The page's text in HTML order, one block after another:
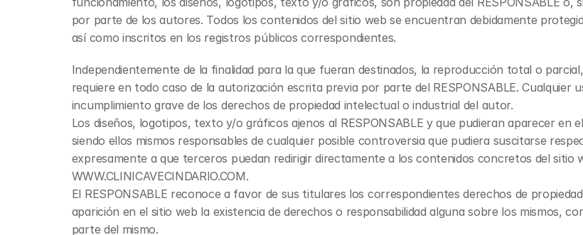
por parte de los autores. Todos los contenidos del sitio web se encuentran debidamente
así como inscritos en los registros públicos correspondientes.
Independientemente de la finalidad para la que fueran destinados, la reproducción total o
requiere en todo caso de la autorización escrita previa por parte del RESPONSABLE. Cualquier
incumplimiento grave de los derechos de propiedad intelectual o industrial del autor.
Los diseños, logotipos, texto y/o gráficos ajenos al RESPONSABLE y que pudieran aparecer
siendo ellos mismos responsables de cualquier posible controversia que pudiera suscitarse
expresamente a que terceros puedan redirigir directamente a los contenidos concretos del sitio
WWW.CLINICAVECINDARIO.COM.
El RESPONSABLE reconoce a favor de sus titulares los correspondientes derechos de
aparición en el sitio web la existencia de derechos o responsabilidad alguna sobre los mismos,
parte del mismo.